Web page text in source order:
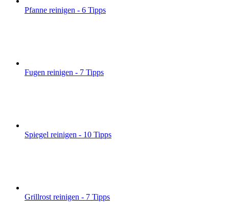
Pfanne reinigen - 6 Tipps
Fugen reinigen - 7 Tipps
Spiegel reinigen - 10 Tipps
Grillrost reinigen - 7 Tipps